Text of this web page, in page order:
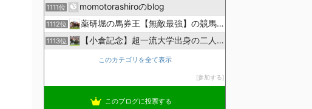
1111位 momotorashiroのblog
1112位 薬研堀の馬券王【無敵最強】の競馬予想
1113位 【小倉記念】超一流大学出身の二人で理論競馬
このカテゴリを全て表示
参加する
このブログに投票する